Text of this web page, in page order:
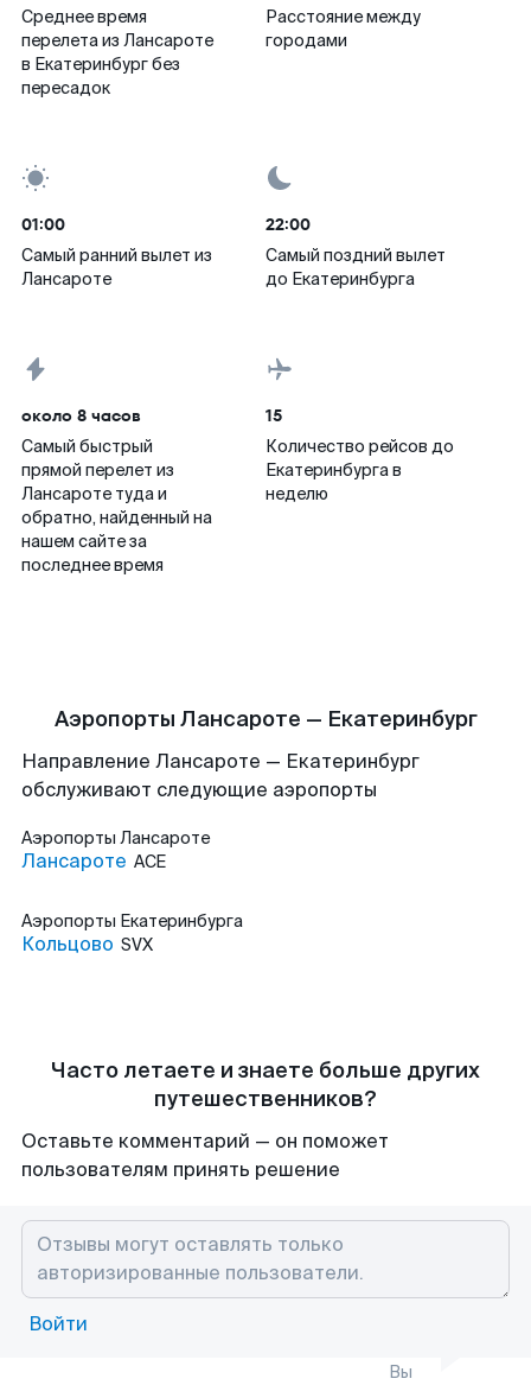
Среднее время
перелета из Лансароте
в Екатеринбург без
пересадок
Расстояние между
городами
01:00
Самый ранний вылет из
Лансароте
22:00
Самый поздний вылет
до Екатеринбурга
около 8 часов
Самый быстрый
прямой перелет из
Лансароте туда и
обратно, найденный на
нашем сайте за
последнее время
15
Количество рейсов до
Екатеринбурга в
неделю
Аэропорты Лансароте — Екатеринбург
Направление Лансароте — Екатеринбург
обслуживают следующие аэропорты
Аэропорты Лансароте
Лансароте ACE
Аэропорты Екатеринбурга
Кольцово SVX
Часто летаете и знаете больше других
путешественников?
Оставьте комментарий — он поможет
пользователям принять решение
Войти
Вы